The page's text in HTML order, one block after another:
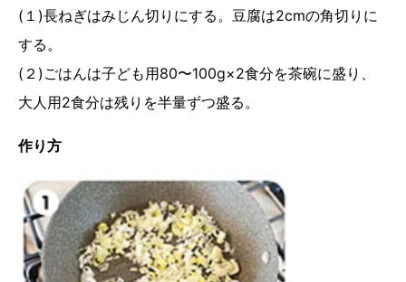
(１)長ねぎはみじん切りにする。豆腐は2cmの角切りに
する。
(２)ごはんは子ども用80〜100g×2食分を茶碗に盛り、
大人用2食分は残りを半量ずつ盛る。
作り方